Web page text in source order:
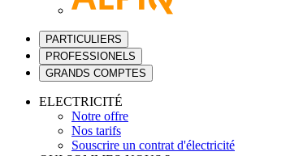
PARTICULIERS
PROFESSIONELS
GRANDS COMPTES
ELECTRICITÉ
Notre offre
Nos tarifs
Souscrire un contrat d'électricité